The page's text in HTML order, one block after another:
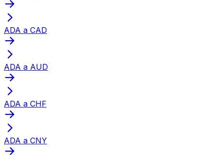
ADA a CAD
ADA a AUD
ADA a CHF
ADA a CNY